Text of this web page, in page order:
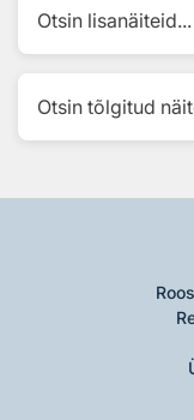
Otsin lisanäiteid...
Otsin tõlgitud